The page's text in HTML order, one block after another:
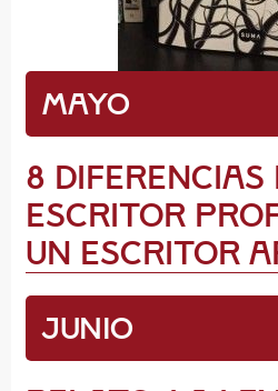
Mayo
8
escritor
un escritor
Junio